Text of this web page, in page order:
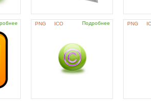
PNG ICO Подробнее PNG